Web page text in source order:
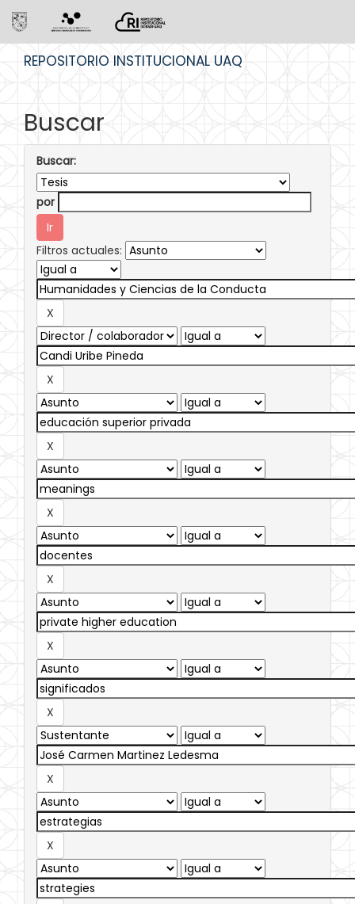
REPOSITORIO INSTITUCIONAL UAQ
Buscar
Buscar:
por
Filtros actuales: